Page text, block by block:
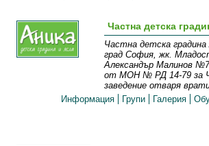
Частна детска
Частна детска
град София, жк.
Александър Малинов
от МОН № РД 14-79 за
заведение отваря
Информация
Групи Галерия